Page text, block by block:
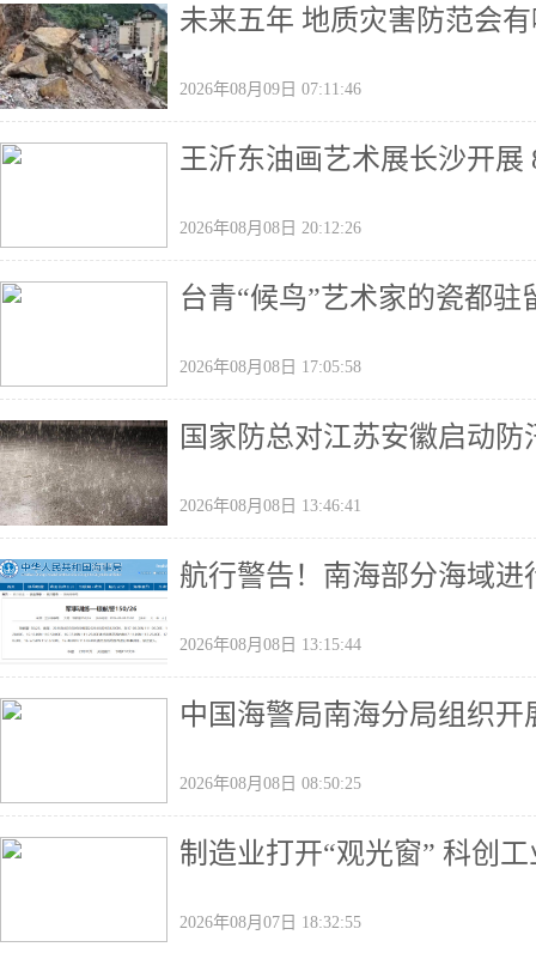
未来五年 地质灾害防范会
2026年08月09日 07:11:46
王沂东油画艺术展长沙开展
2026年08月08日 20:12:26
台青“候鸟”艺术家的瓷都
2026年08月08日 17:05:58
国家防总对江苏安徽启动
2026年08月08日 13:46:41
航行警告！南海部分海域进
2026年08月08日 13:15:44
中国海警局南海分局组织
2026年08月08日 08:50:25
制造业打开“观光窗” 科创
2026年08月07日 18:32:55